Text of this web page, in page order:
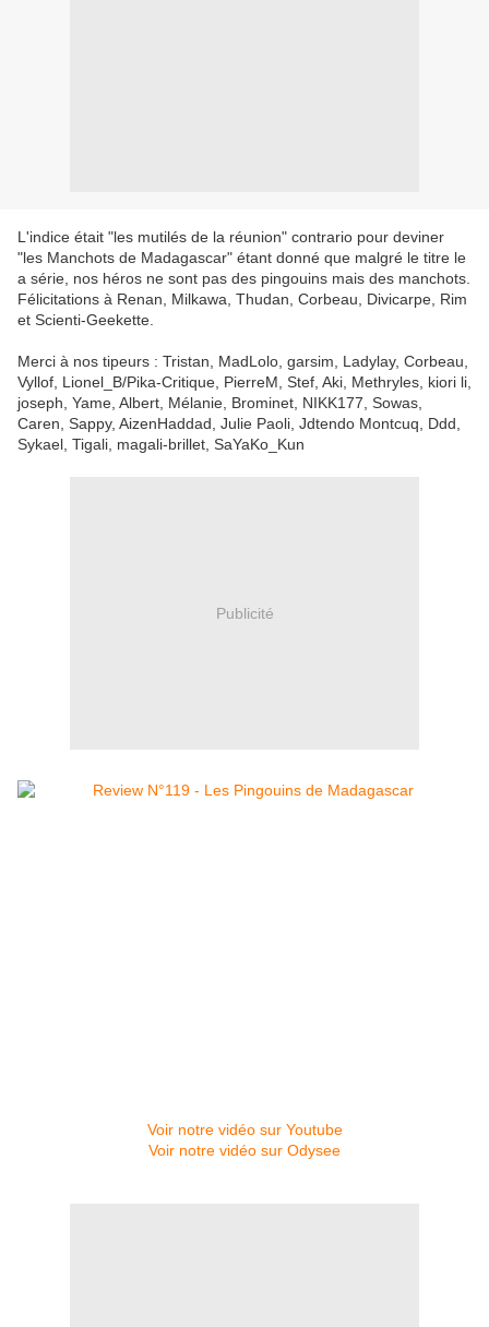
L'indice était "les mutilés de la réunion" contrario pour deviner
"les Manchots de Madagascar" étant donné que malgré le titre le
a série, nos héros ne sont pas des pingouins mais des manchots.
Félicitations à Renan, Milkawa, Thudan, Corbeau, Divicarpe, Rim
et Scienti-Geekette.
Merci à nos tipeurs : Tristan, MadLolo, garsim, Ladylay, Corbeau,
Vyllof, Lionel_B/Pika-Critique, PierreM, Stef, Aki, Methryles, kiori li,
joseph, Yame, Albert, Mélanie, Brominet, NIKK177, Sowas,
Caren, Sappy, AizenHaddad, Julie Paoli, Jdtendo Montcuq, Ddd,
Sykael, Tigali, magali-brillet, SaYaKo_Kun
Publicité
Voir notre vidéo sur Youtube
Voir notre vidéo sur Odysee